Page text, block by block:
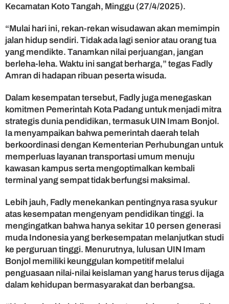
o
j
o
l
J
a
g
e
n
P
e
r
b
h
a
n
B
a
g
s
a
Kecamatan Koto Tangah, Minggu (27/4/2025).
“Mulai hari ini, rekan-rekan wisudawan akan memimpin
jalan hidup sendiri. Tidak ada lagi senior atau orang tua
yang mendikte. Tanamkan nilai perjuangan, jangan
berleha-leha. Waktu ini sangat berharga,” tegas Fadly
Amran di hadapan ribuan peserta wisuda.
Dalam kesempatan tersebut, Fadly juga menegaskan
komitmen Pemerintah Kota Padang untuk menjadi mitra
strategis dunia pendidikan, termasuk UIN Imam Bonjol.
Ia menyampaikan bahwa pemerintah daerah telah
berkoordinasi dengan Kementerian Perhubungan untuk
memperluas layanan transportasi umum menuju
kawasan kampus serta mengoptimalkan kembali
terminal yang sempat tidak berfungsi maksimal.
Lebih jauh, Fadly menekankan pentingnya rasa syukur
atas kesempatan mengenyam pendidikan tinggi. Ia
mengingatkan bahwa hanya sekitar 10 persen generasi
muda Indonesia yang berkesempatan melanjutkan studi
ke perguruan tinggi. Menurutnya, lulusan UIN Imam
Bonjol memiliki keunggulan kompetitif melalui
penguasaan nilai-nilai keislaman yang harus terus dijaga
dalam kehidupan bermasyarakat dan berbangsa.